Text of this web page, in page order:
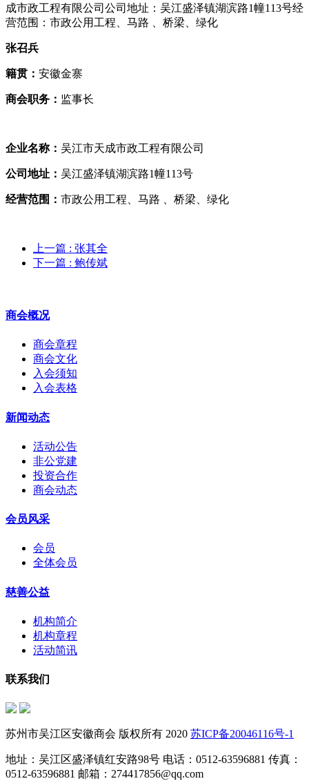
成市政工程有限公司公司地址：吴江盛泽镇湖滨路1幢113号经
营范围：市政公用工程、马路 、桥梁、绿化
张召兵
籍贯： 安徽金寨
商会职务： 监事长
企业名称： 吴江市天成市政工程有限公司
公司地址： 吴江盛泽镇湖滨路1幢113号
经营范围： 市政公用工程、马路 、桥梁、绿化
上一篇 : 张其全
下一篇 : 鲍传斌
商会概况
商会章程
商会文化
入会须知
入会表格
新闻动态
活动公告
非公党建
投资合作
商会动态
会员风采
会员
全体会员
慈善公益
机构简介
机构章程
活动简讯
联系我们
苏州市吴江区安徽商会 版权所有 2020 苏ICP备20046116号-1
地址：吴江区盛泽镇红安路98号 电话：0512-63596881 传真：
0512-63596881 邮箱：274417856@qq.com